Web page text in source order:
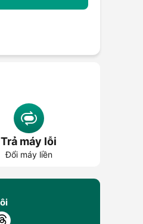
Trả máy lỗi
Đổi máy liền